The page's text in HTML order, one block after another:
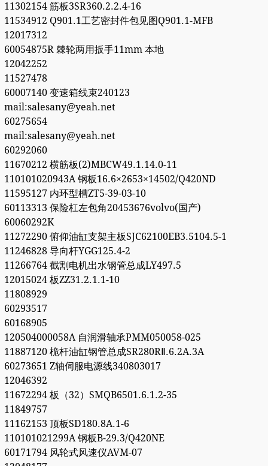
11302154 筋板3SR360.2.2.4-16
11534912 Q901.1工艺密封件包见图Q901.1-MFB
12017312
60054875R 棘轮两用扳手11mm 本地
12042252
11527478
60007140 变速箱线束240123
mail:salesany@yeah.net
60275654
mail:salesany@yeah.net
60292060
11670212 横筋板(2)MBCW49.1.14.0-11
110101020943A 钢板16.6×2653×14502/Q420ND
11595127 内环型槽ZT5-39-03-10
60113313 保险杠左包角20453676volvo(国产)
60060292K
11272290 俯仰油缸支架主板SJC62100EB3.5104.5-1
11246828 导向杆YGG125.4-2
11266764 截割电机出水钢管总成LY497.5
12015024 板ZZ31.2.1.1-10
11808929
60293517
60168905
120504000058A 自润滑轴承PMM050058-025
11887120 桅杆油缸钢管总成SR280RⅡ.6.2A.3A
60273651 Z轴伺服电源线340803017
12046392
11672294 板（32）SMQB6501.6.1.2-35
11849757
11162153 顶板SD180.8A.1-6
110101021299A 钢板B-29.3/Q420NE
60171794 风轮式风速仪AVM-07